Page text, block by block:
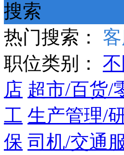
搜索
热门搜索：
职位类别：
店 超市/百货/
工 生产管理/
保 司机/交通